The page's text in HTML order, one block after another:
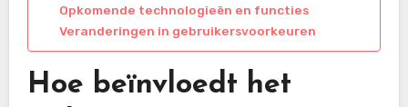
Opkomende technologieën en functies
Veranderingen in gebruikersvoorkeuren
Hoe beïnvloedt het